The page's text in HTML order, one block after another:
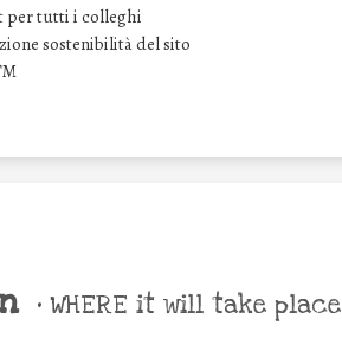
per tutti i colleghi
sostenibilità del sito
• WHERE it will take place